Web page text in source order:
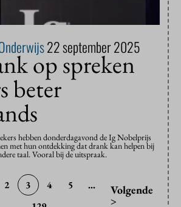
22 september 2025
op spreken
beter
hebben donderdagavond de Ig Nobelprijs
met hun ontdekking dat drank kan helpen bij
taal. Vooral bij de uitspraak.
2 3 4 5
...
Volgende
>